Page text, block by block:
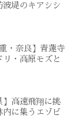
波堤のキアシシ
・奈良】青蓮寺
・高原モズと
高速飛翔に挑
内に集うエゾビ